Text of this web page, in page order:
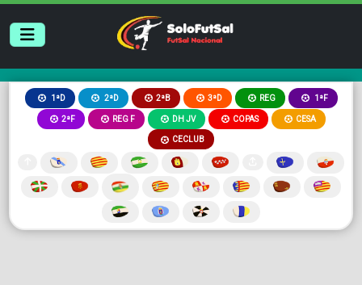
1ªD 2ªD 2ªB 3ªD REG 1ªF
2ªF REG F DH JV COPAS CESA
CECLUB